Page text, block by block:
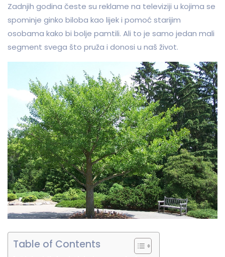
Zadnjih godina česte su reklame na televiziji u kojima se
spominje ginko biloba kao lijek i pomoć starijim
osobama kako bi bolje pamtili. Ali to je samo jedan mali
segment svega što pruža i donosi u naš život.
Table of Contents